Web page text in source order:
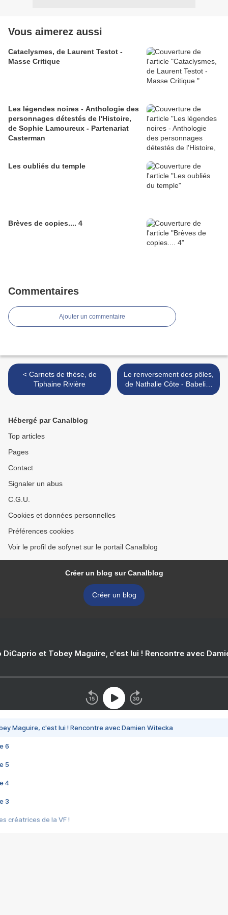
Vous aimerez aussi
Cataclysmes, de Laurent Testot -
Masse Critique
Les légendes noires - Anthologie des
personnages détestés de l'Histoire,
de Sophie Lamoureux - Partenariat
Casterman
Les oubliés du temple
Brèves de copies.... 4
Commentaires
Ajouter un commentaire
< Carnets de thèse, de
Tiphaine Rivière
Le renversement des pôles,
de Nathalie Côte - Babelio,
masse critique >
Hébergé par Canalblog
Top articles
Pages
Contact
Signaler un abus
C.G.U.
Cookies et données personnelles
Préférences cookies
Voir le profil de sofynet sur le portail Canalblog
Créer un blog sur Canalblog
Créer un blog
DiCaprio et Tobey Maguire, c'est lui ! Rencontre avec
Maguire, c'est lui ! Rencontre avec Damien Witecka
6
5
4
3
créatrices de la VF !